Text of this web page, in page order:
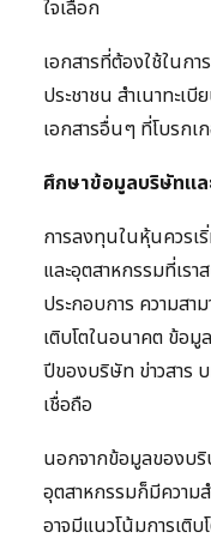
ใจเลือก
เอกสารที่ต้องใช้ในก
ประชาชน สำเนาทะเ
เอกสารอื่นๆ ที่โบรกเ
ศึกษาข้อมูลบริษัทแล
การลงทุนในหุ้นควร
และอุตสาหกรรมที่เร
ประกอบการ ความสา
เติบโตในอนาคต ข้อมู
ปีของบริษัท ข่าวสาร
เชื่อถือ
นอกจากข้อมูลของบ
อุตสาหกรรมก็มีความ
อาจมีแนวโน้มการเติ